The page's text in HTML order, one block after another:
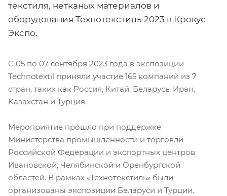
текстиля, нетканых материалов и
оборудования Технотекстиль 2023 в Крокус
Экспо.
С 05 по 07 сентября 2023 года в экспозиции
Technotextil приняли участие 165 компаний из 7
стран, таких как Россия, Китай, Беларусь, Иран,
Казахстан и Турция.
Мероприятие прошло при поддержке
Министерства промышленности и торговли
Российской Федерации и экспортных центров
Ивановской, Челябинской и Оренбургской
областей. В рамках «Технотекстиль» были
организованы экспозиции Беларуси и Турции.